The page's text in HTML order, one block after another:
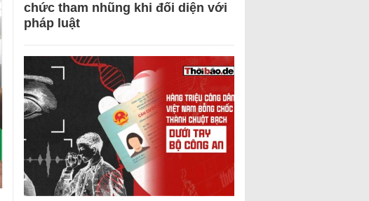
chức tham nhũng khi đối diện với
pháp luật